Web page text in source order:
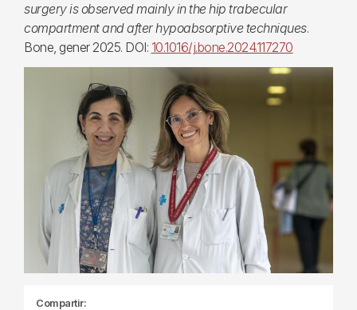
surgery is observed mainly in the hip trabecular
compartment and after hypoabsorptive techniques.
Bone, gener 2025. DOI: 10.1016/j.bone.2024.117270
Compartir: